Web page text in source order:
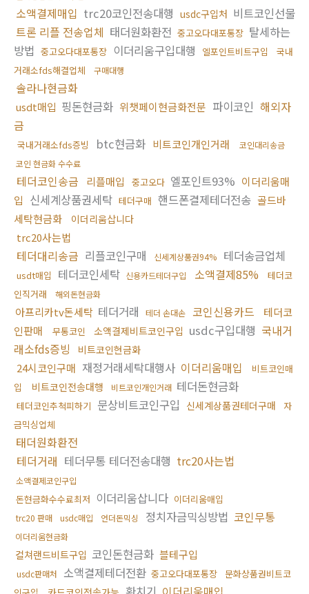
소액결제매입 trc20코인전송대행 usdc구입처 비트코인선물
트론 리플 전송업체 태더원화환전 중고오다대포통장 탈세하는
방법 중고오다대포통장 이더리움구입대행 엘포인트비트구입
국내
거래소fds해결업체
구매대행
솔라나현금화
usdt매입 핑돈현금화 위챗페이현금화전문 파이코인 해외자
금
국내거래소fds증빙 btc현금화 비트코인개인거래
코인대리송금
코인 현금화 수수료
테더코인송금 리플매입 중고오다 엘포인트93% 이더리움매
입 신세계상품권세탁 테더구매 핸드폰결제테더전송 골드바
세탁현금화
이더리움삽니다
trc20사는법
테더대리송금 리플코인구매 신세계상품권94% 테더송금업체
usdt매입 테더코인세탁 신용카드테더구입 소액결제85%
테더코
인직거래
해외돈현금화
아프리카tv돈세탁 테더거래 테더 손대손 코인신용카드
테더코
인판매
무통코인 소액결제비트코인구입 usdc구입대행 국내거
래소fds증빙
비트코인현금화
24시코인구매 재정거래세탁대행사 이더리움매입
비트코인매
입
비트코인전송대행 비트코인개인거래 테더돈현금화
테더코인추척피하기 문상비트코인구입 신세계상품권테더구매
자
금믹싱업체
태더원화환전
테더거래 테더무통 테더전송대행 trc20사는법
소액결제코인구입
돈현금화수수료최저 이더리움삽니다 이더리움매입
trc20 판매 usdc매입 언더돈믹싱 정치자금믹싱방법 코인무통
이더리움현금화
컬쳐랜드비트구입 코인돈현금화 블테구입
usdc판매처 소액결제테더전환 중고오다대포통장
문화상품권비트코